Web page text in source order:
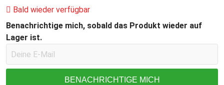
Bald wieder verfügbar
Benachrichtige mich, sobald das Produkt wieder auf
Lager ist.
BENACHRICHTIGE MICH